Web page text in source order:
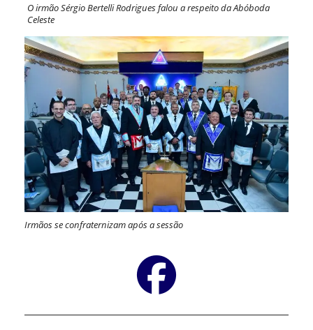
O irmão Sérgio Bertelli Rodrigues falou a respeito da Abóboda
Celeste
Irmãos se confraternizam após a sessão